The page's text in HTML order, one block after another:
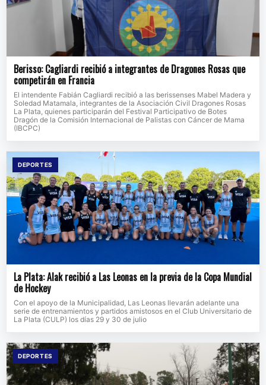
Berisso: Cagliardi recibió a integrantes de Dragones Rosas que
competirán en Francia
El intendente Fabián Cagliardi recibió a las berissenses Mabel Madera y
Soledad Matamala, integrantes de la Asociación Civil Dragones Rosas
La Plata, quienes participarán del Festival Participativo de Botes
Dragón de la Comisión Internacional de Palistas con Cáncer de Mama
(IBCPC)
DEPORTES
La Plata: Alak recibió a Las Leonas en la previa de la Copa Mundial
de Hockey
Con el apoyo de la Municipalidad, Las Leonas llevarán adelante una
serie de entrenamientos y partidos amistosos en el Club Universitario de
La Plata (CULP) los días 29 y 30 de julio
DEPORTES